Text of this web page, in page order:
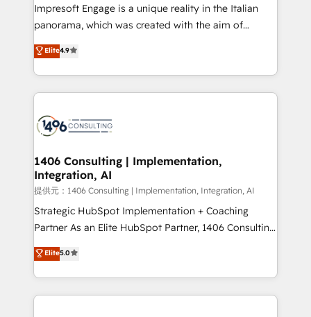
Impresoft Engage is a unique reality in the Italian
panorama, which was created with the aim of
putting Customer Experience at the center by
creating digital environments capable of integrating
people, processes and data. We offer the best
digital solutions on the market, ranging from CRM
marketing automation to online and offline sales
allowing companies to optimize processes and meet
the needs of the customer. We are part of Impresoft
Group, a group of specialized and complementary
companies that divide their offer into 4
Competence Centers: Smart Manufacturing,
The synergies generated by these integrations,
together with the combination of talents, skills,
Elite4.9
1406 Consulting | Implementation,
Integration, AI
提供元：1406 Consulting | Implementation, Integration, AI
Strategic HubSpot Implementation + Coaching
Partner As an Elite HubSpot Partner, 1406 Consulting
helps mid-market revenue teams transform how
they sell, market, and serve. We don't just build your
HubSpot—we teach your team to own it, then stay
to help you keep winning. What We Do ⚙️ CRM
Elite5.0